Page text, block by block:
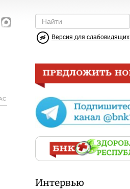
Версия для слабовидящих
Интервью